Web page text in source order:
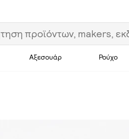
Αξεσουάρ Ρούχο